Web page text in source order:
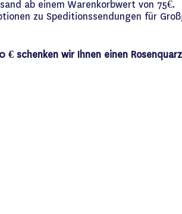
ab einem Warenkorbwert von 75€.
zu Speditionssendungen für
€ schenken wir Ihnen einen